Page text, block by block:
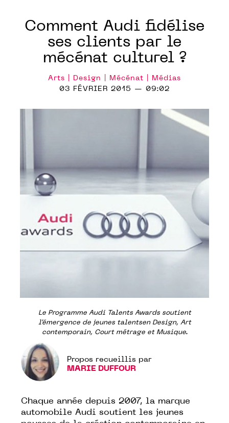
Comment Audi fidélise
ses clients par le
mécénat culturel ?
Arts | Design | Mécénat | Médias
03 FÉVRIER 2015 — 09:02
Le Programme Audi Talents Awards soutient
l'émergence de jeunes talentsen Design, Art
contemporain, Court métrage et Musique.
Propos recueillis par
MARIE DUFFOUR
Chaque année depuis 2007, la marque
automobile Audi soutient les jeunes